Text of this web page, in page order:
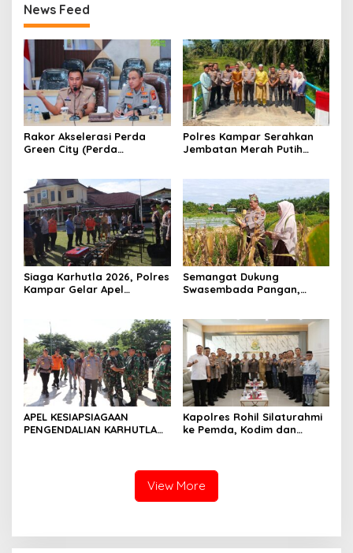
News Feed
Rakor Akselerasi Perda
Green City (Perda
Lingkungan Hidup Kota
Pekanbaru dan Tim Pakar
Polres Kampar Serahkan
Jembatan Merah Putih
Siaga Karhutla 2026, Polres
Kampar Gelar Apel
Semangat Dukung
Swasembada Pangan,
Sendayan
APEL KESIAPSIAGAAN
PENGENDALIAN KARHUTLA
KEMARAU DAN POTENSI EL
Kapolres Rohil Silaturahmi
ke Pemda, Kodim dan
View More